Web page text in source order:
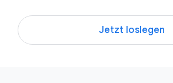
Jetzt loslegen